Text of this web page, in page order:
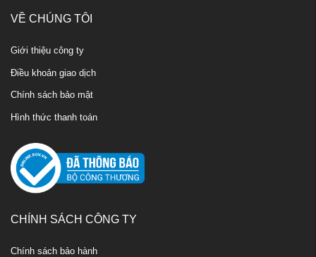
VỀ CHÚNG TÔI
Giới thiệu công ty
Điều khoản giao dịch
Chính sách bảo mật
Hình thức thanh toán
CHÍNH SÁCH CÔNG TY
Chính sách bảo hành